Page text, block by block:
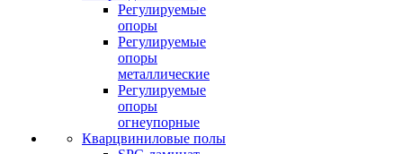
Регулируемые
опоры
Регулируемые
опоры
металлические
Регулируемые
опоры
огнеупорные
Кварцвиниловые полы